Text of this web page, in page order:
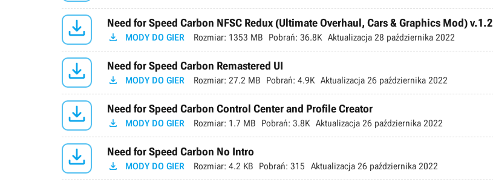
 Need for Speed Carbon NFSC Redux (Ultimate Overhaul, Cars & Graphics Mod) v.1.2
 MODY DO GIER Rozmiar: 1353 MB Pobrań: 36.8K Aktualizacja 28 października 2022
 Need for Speed Carbon Remastered UI
 MODY DO GIER Rozmiar: 27.2 MB Pobrań: 4.9K Aktualizacja 26 października 2022
 Need for Speed Carbon Control Center and Profile Creator
 MODY DO GIER Rozmiar: 1.7 MB Pobrań: 3.8K Aktualizacja 26 października 2022
 Need for Speed Carbon No Intro
 MODY DO GIER Rozmiar: 4.2 KB Pobrań: 315 Aktualizacja 26 października 2022